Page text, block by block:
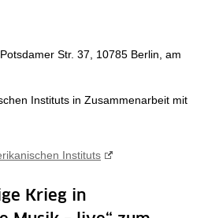
Str. 37, 10785 Berlin, am
Instituts in Zusammenarbeit mit
Instituts
Krieg in